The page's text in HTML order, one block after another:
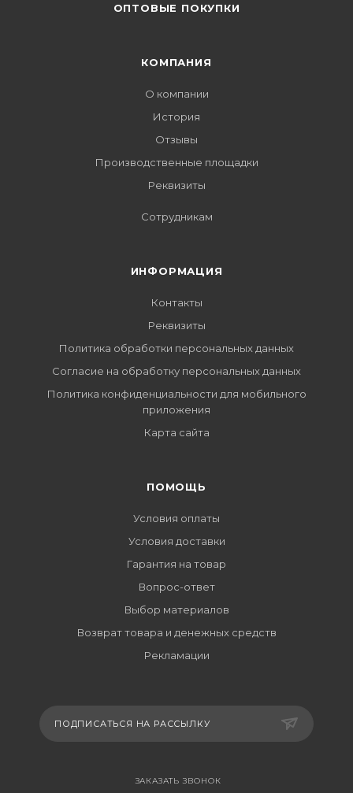
ОПТОВЫЕ ПОКУПКИ
КОМПАНИЯ
О компании
История
Отзывы
Производственные площадки
Реквизиты
Сотрудникам
ИНФОРМАЦИЯ
Контакты
Реквизиты
Политика обработки персональных данных
Согласие на обработку персональных данных
Политика конфиденциальности для мобильного
приложения
Карта сайта
ПОМОЩЬ
Условия оплаты
Условия доставки
Гарантия на товар
Вопрос-ответ
Выбор материалов
Возврат товара и денежных средств
Рекламации
ПОДПИСАТЬСЯ НА РАССЫЛКУ
ЗАКАЗАТЬ ЗВОНОК